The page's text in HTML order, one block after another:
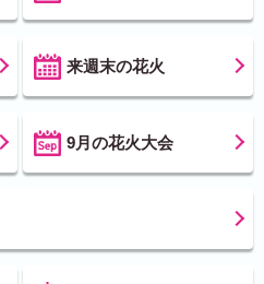
来週末の花火
9月の花火大会